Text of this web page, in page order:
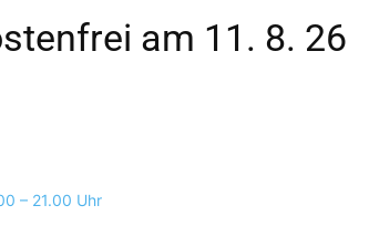
am 11. 8. 26